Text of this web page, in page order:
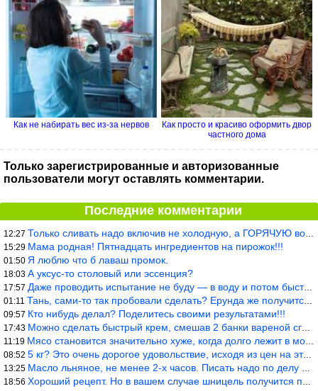
Как не набирать вес из-за нервов
Как просто и красиво оформить двор
частного дома
Только зарегистрированные и авторизованные
пользователи могут оставлять комментарии.
Последние комментарии
12:27 Только сливать надо включив не холодную, а ГОРЯЧУЮ воду. Трубы в
15:29 Мама родная! Пятнадцать ингредиентов на пирожок!!!
01:50 Я люблю что б лаваш промок.
18:03 А уксус-то столовый или эссенция?
17:57 Даже проводить испытание не буду — в воду и потом быстро в раска
01:11 Тань, сами-то так пробовали сделать? Ерунда же получится. Нет, с
09:57 Кто нибудь делал? Поделитесь своими результатами!!!
17:43 Можно сделать быстрый крем, смешав 2 банки вареной сгущенки со с
11:19 Мясо становится значительно хуже, когда долго лежит в морозилке
08:52 5 кг? Это очень дорогое удовольствие, исходя из цен на эту ягоду
13:25 Масло льняное, не менее 2-х часов. Писать надо по делу и подробн
18:56 Хороший рецепт. Но в вашем случае шницель получится парено-варен